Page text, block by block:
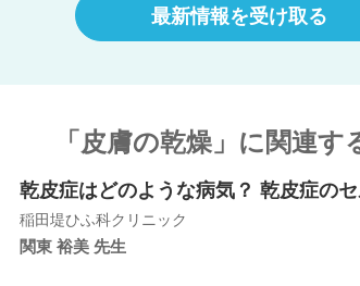
最新情報を受け取る
「皮膚の乾燥」に関連す
乾皮症はどのような病気？ 乾皮症の
稲田堤ひふ科クリニック
関東 裕美 先生